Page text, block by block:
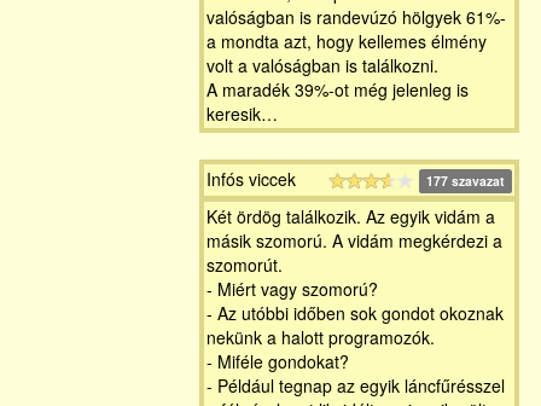
valóságban is randevúzó hölgyek 61%-
a mondta azt, hogy kellemes élmény
volt a valóságban is találkozni.
A maradék 39%-ot még jelenleg is
keresik…
Infós viccek 177 szavazat
Két ördög találkozik. Az egyik vidám a
másik szomorú. A vidám megkérdezi a
szomorút.
- Miért vagy szomorú?
- Az utóbbi időben sok gondot okoznak
nekünk a halott programozók.
- Miféle gondokat?
- Például tegnap az egyik láncfűrésszel